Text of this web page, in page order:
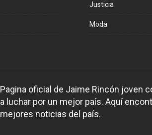
Justicia
Moda
Pagina oficial de Jaime Rincón joven
a luchar por un mejor país. Aquí
mejores noticias del país.